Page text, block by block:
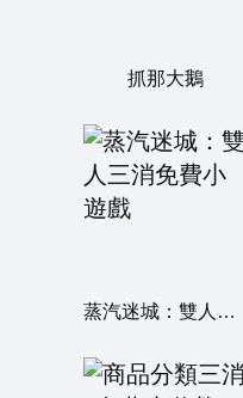
抓那大鵝
蒸汽迷城：雙人三消